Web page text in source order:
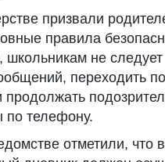
призвали
правила
школьникам не
переходить
продолжать
по телефону.
отметили, что